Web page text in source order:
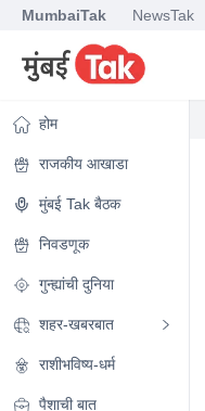
MumbaiTak NewsTak
होम
राजकीय आखाडा
मुंबई Tak बैठक
निवडणूक
गुन्ह्यांची दुनिया
शहर-खबरबात
राशीभविष्य-धर्म
पैशाची बात